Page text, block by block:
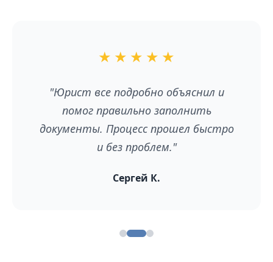
★ ★ ★ ★ ★
"Юрист все подробно объяснил и
помог правильно заполнить
документы. Процесс прошел быстро
и без проблем."
Сергей К.